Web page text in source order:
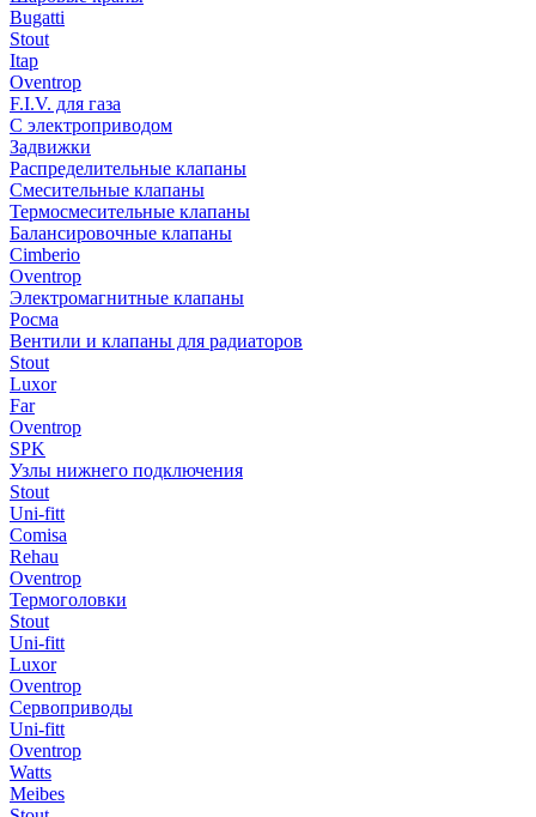
Bugatti
Stout
Itap
Oventrop
F.I.V. для газа
С электроприводом
Задвижки
Распределительные клапаны
Cмесительные клапаны
Термосмесительные клапаны
Балансировочные клапаны
Cimberio
Oventrop
Электромагнитные клапаны
Росма
Вентили и клапаны для радиаторов
Stout
Luxor
Far
Oventrop
SPK
Узлы нижнего подключения
Stout
Uni-fitt
Comisa
Rehau
Oventrop
Термоголовки
Stout
Uni-fitt
Luxor
Oventrop
Сервоприводы
Uni-fitt
Oventrop
Watts
Meibes